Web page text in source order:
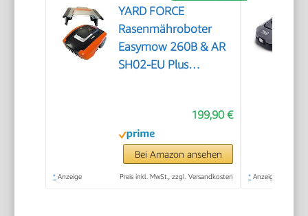
YARD FORCE
Rasenmähroboter
Easymow 260B & AR
SH02-EU Plus
199,90 €
Bei Amazon ansehen
* Anzeige Preis inkl. MwSt., zzgl. Versandkosten * Anzeige